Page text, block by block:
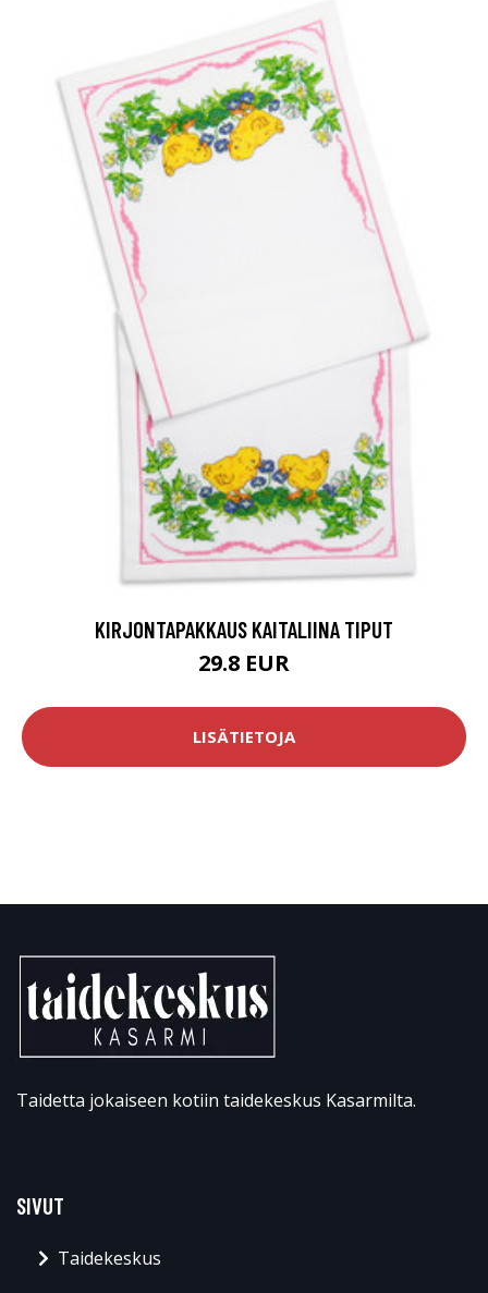
KIRJONTAPAKKAUS KAITALIINA TIPUT
29.8 EUR
LISÄTIETOJA
Taidetta jokaiseen kotiin taidekeskus Kasarmilta.
SIVUT
Taidekeskus